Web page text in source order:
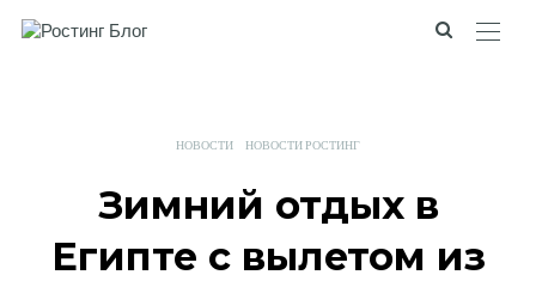
НОВОСТИ НОВОСТИ РОСТИНГ
Зимний отдых в
Египте с вылетом из